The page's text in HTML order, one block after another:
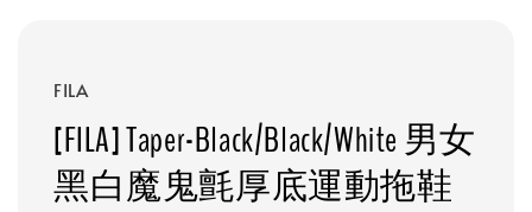
FILA
[FILA] Taper-Black/Black/White 男女
黑白魔鬼氈厚底運動拖鞋